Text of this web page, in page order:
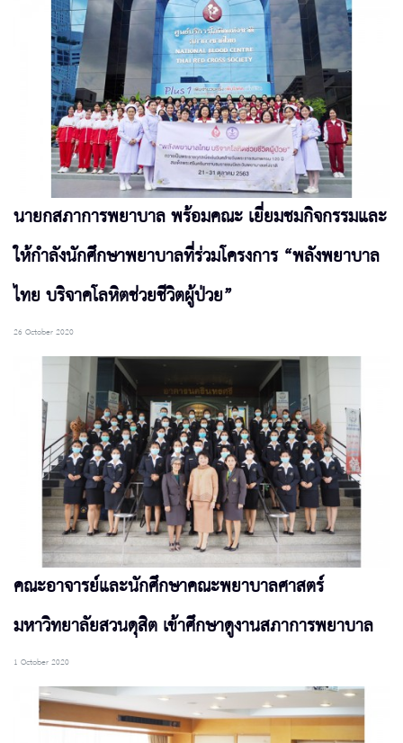
นายกสภาการพยาบาล พร้อมคณะ เยี่ยมชมกิจกรรมและ
ให้กำลังนักศึกษาพยาบาลที่ร่วมโครงการ “พลังพยาบาล
ไทย บริจาคโลหิตช่วยชีวิตผู้ป่วย”
26 October 2020
คณะอาจารย์และนักศึกษาคณะพยาบาลศาสตร์
มหาวิทยาลัยสวนดุสิต เข้าศึกษาดูงานสภาการพยาบาล
1 October 2020